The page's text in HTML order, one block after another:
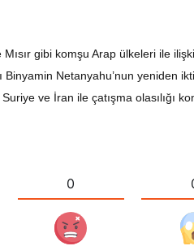
gibi komşu Arap ülkeleri ile
Binyamin Netanyahu’nun yeniden
ve İran ile çatışma olasılığı
0